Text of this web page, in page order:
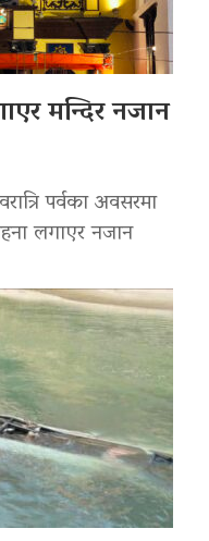
मन्दिर नजान
पर्वका अवसरमा
लगाएर नजान